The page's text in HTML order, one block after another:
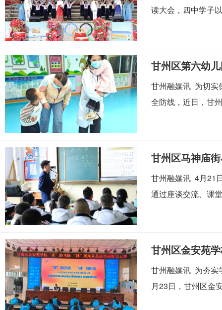
读大会，四中学子
甘州区第六幼
甘州融媒讯 为切实
全防线，近日，甘
甘州区马神庙
甘州融媒讯 4月21
通过座谈交流、课
甘州区金安苑
甘州融媒讯 为夯实
月23日，甘州区金